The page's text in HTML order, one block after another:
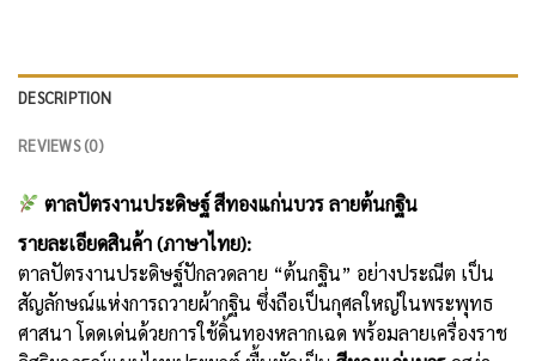
DESCRIPTION
REVIEWS (0)
ตาลปัตรงานประดิษฐ์ สีทองแก่นบวร ลายต้นกฐิน
รายละเอียดสินค้า (ภาษาไทย):
ตาลปัตรงานประดิษฐ์ปักลวดลาย “ต้นกฐิน” อย่างประณีต เป็น
สัญลักษณ์แห่งการถวายผ้ากฐิน ซึ่งถือเป็นกุศลใหญ่ในพระพุทธ
ศาสนา โดดเด่นด้วยการใช้ดิ้นทองหลากเฉด พร้อมลายเครื่องราช